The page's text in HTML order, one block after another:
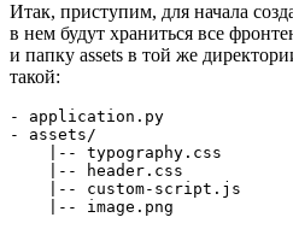
Итак, приступим, для начала
в нем будут храниться все
и папку assets в той же
такой:
- application.py
- assets/
    |-- typography.css
    |-- header.css
    |-- custom-script.js
    |-- image.png